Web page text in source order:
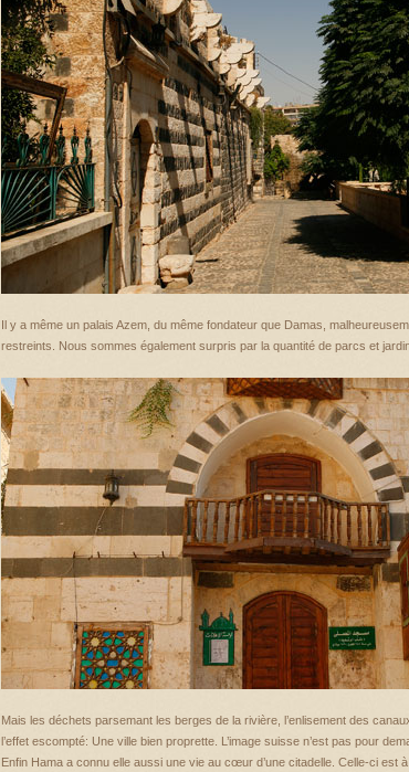
Il y a même un palais Azem, du même fondateur que Damas,
restreints. Nous sommes également surpris par la quantité de parcs et
Mais les déchets parsemant les berges de la rivière, l’enlisement des
l’effet escompté: Une ville bien proprette. L’image suisse n’est pas pour
Enfin Hama a connu elle aussi une vie au cœur d’une citadelle. Celle-ci est